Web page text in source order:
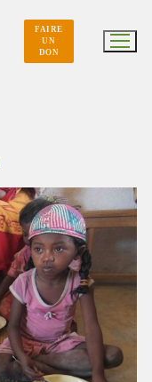
FAIRE
UN
DON